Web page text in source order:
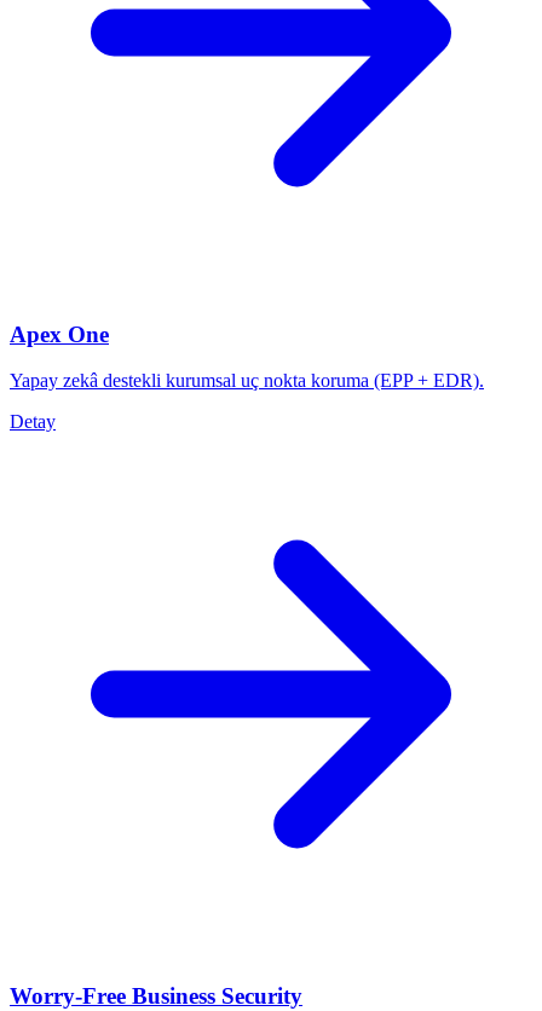
Apex One
Yapay zekâ destekli kurumsal uç nokta koruma (EPP + EDR).
Detay
Worry-Free Business Security